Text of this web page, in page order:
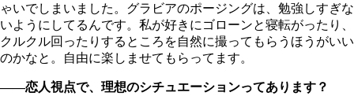
ゃいでしまいました。グラビアのポージングは、勉強しすぎな
いようにしてるんです。私が好きにゴローンと寝転がったり、
クルクル回ったりするところを自然に撮ってもらうほうがいい
のかなと。自由に楽しませてもらってます。
――恋人視点で、理想のシチュエーションってあります？